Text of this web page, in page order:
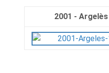
2001 - Argelès